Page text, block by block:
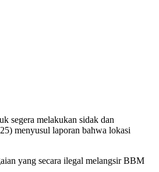
segera melakukan sidak dan
menyusul laporan bahwa lokasi
yang secara ilegal melangsir BBM